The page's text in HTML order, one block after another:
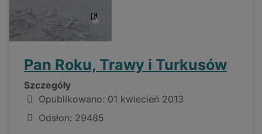
Pan Roku, Trawy i Turkusów
Szczegóły
Opublikowano: 01 kwiecień 2013
Odsłon: 29485